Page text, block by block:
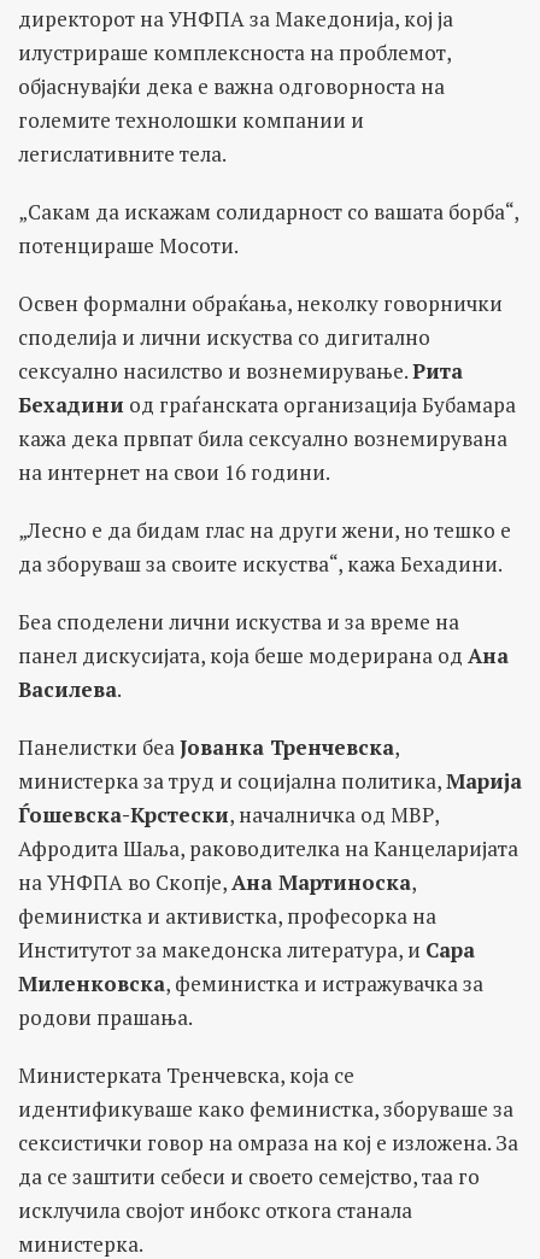
директорот на УНФПА за Македонија, кој ја
илустрираше комплексноста на проблемот,
објаснувајќи дека е важна одговорноста на
големите технолошки компании и
легислативните тела.
„Сакам да искажам солидарност со вашата борба“,
потенцираше Мосоти.
Освен формални обраќања, неколку говорнички
споделија и лични искуства со дигитално
сексуално насилство и вознемирување.Рита
Бехадини од граѓанската организација Бубамара
кажа дека првпат била сексуално вознемирувана
на интернет на свои 16 години.
„Лесно е да бидам глас на други жени, но тешко е
да зборуваш за своите искуства“, кажа Бехадини.
Беа споделени лични искуства и за време на
панел дискусијата, која беше модерирана од Ана
Василева.
Панелистки беаЈованка Тренчевска,
министерка за труд и социјална политика,Марија
Ѓошевска-Крстески, началничка од МВР,
Афродита Шаља, раководителка на Канцеларијата
на УНФПА во Скопје,Ана Мартиноска,
феминистка и активистка, професорка на
Институтот за македонска литература, и Сара
Миленковска, феминистка и истражувачка за
родови прашања.
Министерката Тренчевска, која се
идентификуваше како феминистка, зборуваше за
сексистички говор на омраза на кој е изложена. За
да се заштити себеси и своето семејство, таа го
исклучила својот инбокс откога станала
министерка.